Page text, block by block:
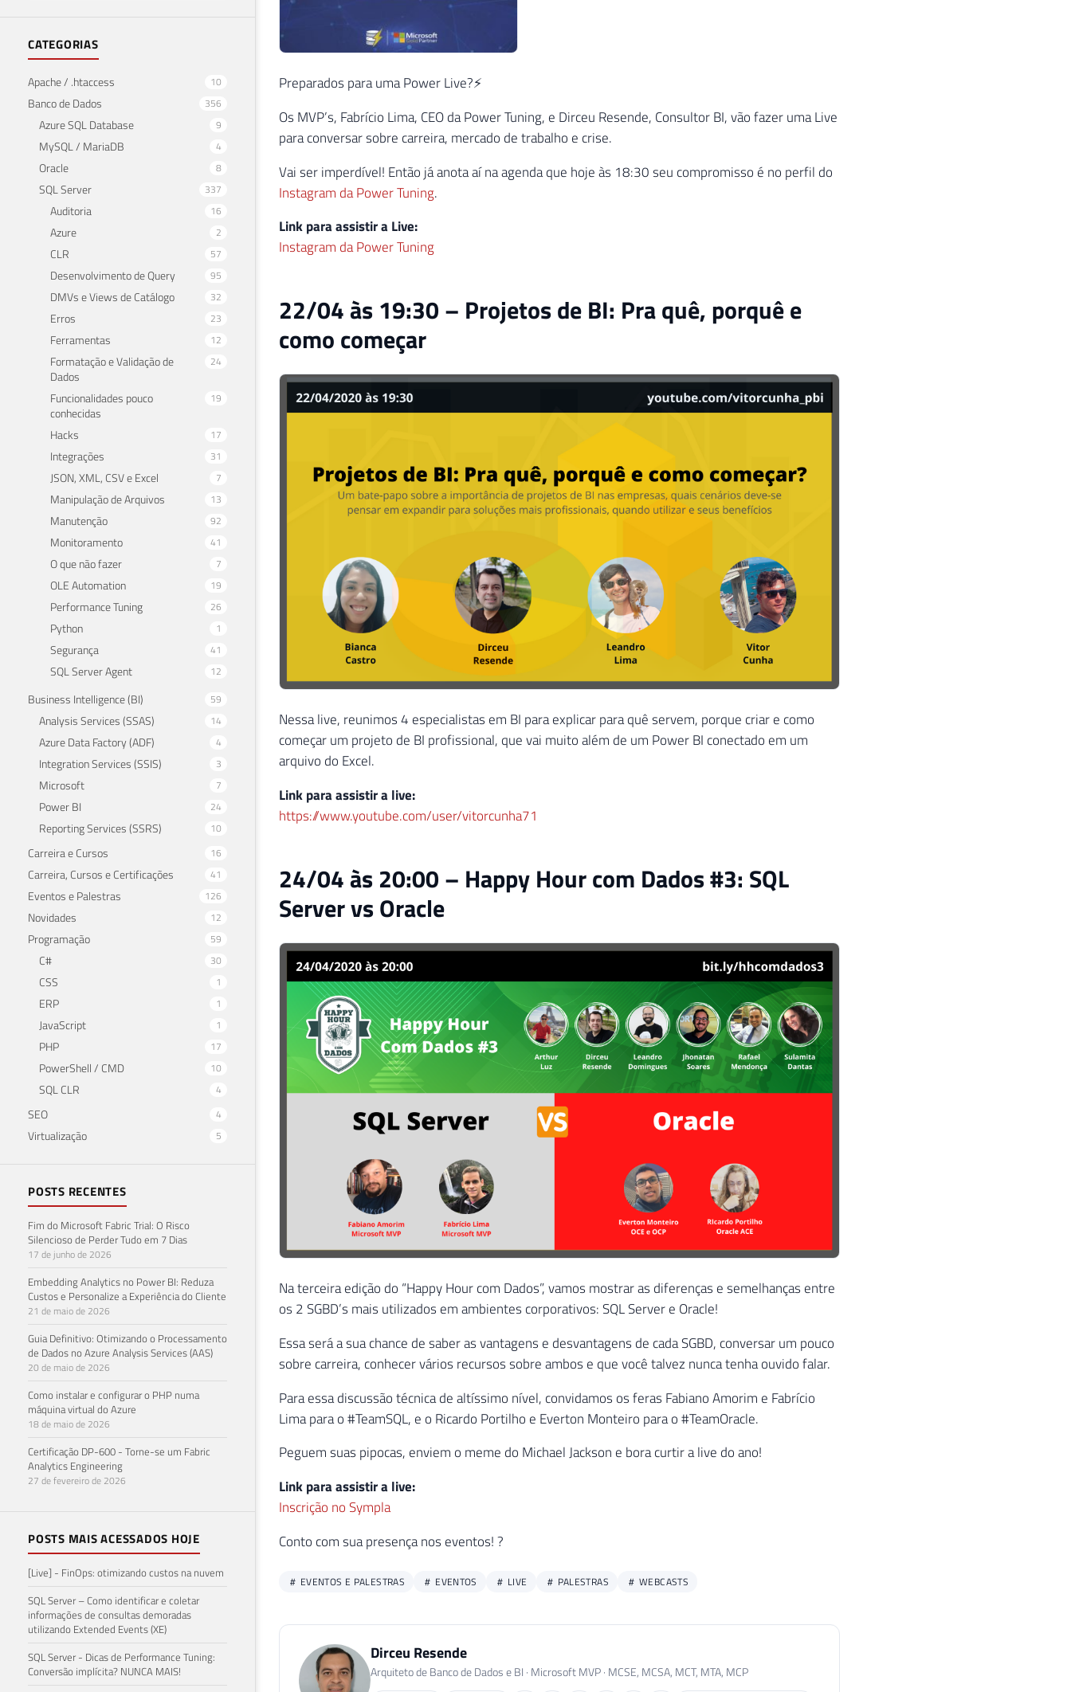
CATEGORIAS
Apache / .htaccess 10
Banco de Dados 356
Azure SQL Database 9
MySQL / MariaDB 4
Oracle 8
SQL Server 337
Auditoria 16
Azure 2
CLR 57
Desenvolvimento de Query 95
DMVs e Views de Catálogo 32
Erros 23
Ferramentas 12
Formatação e Validação de
Dados
24
Funcionalidades pouco
conhecidas
19
Hacks 17
Integrações 31
JSON, XML, CSV e Excel 7
Manipulação de Arquivos 13
Manutenção 92
Monitoramento 41
O que não fazer 7
OLE Automation 19
Performance Tuning 26
Python 1
Segurança 41
SQL Server Agent 12
Business Intelligence (BI) 59
Analysis Services (SSAS) 14
Azure Data Factory (ADF) 4
Integration Services (SSIS) 3
Microsoft 7
Power BI 24
Reporting Services (SSRS) 10
Carreira e Cursos 16
Carreira, Cursos e Certificações 41
Eventos e Palestras 126
Novidades 12
Programação 59
C# 30
CSS 1
ERP 1
JavaScript 1
PHP 17
PowerShell / CMD 10
SQL CLR 4
SEO 4
Virtualização 5
POSTS RECENTES
Fim do Microsoft Fabric Trial: O Risco
Silencioso de Perder Tudo em 7 Dias
17 de junho de 2026
Embedding Analytics no Power BI: Reduza
Custos e Personalize a Experiência do Cliente
21 de maio de 2026
Guia Definitivo: Otimizando o Processamento
de Dados no Azure Analysis Services (AAS)
20 de maio de 2026
Como instalar e configurar o PHP numa
máquina virtual do Azure
18 de maio de 2026
Certificação DP-600 - Torne-se um Fabric
Analytics Engineering
27 de fevereiro de 2026
POSTS MAIS ACESSADOS HOJE
[Live] - FinOps: otimizando custos na nuvem
SQL Server – Como identificar e coletar
informações de consultas demoradas
utilizando Extended Events (XE)
SQL Server - Dicas de Performance Tuning:
Conversão implícita? NUNCA MAIS!
Preparados para uma Power Live?⚡
Os MVP’s, Fabrício Lima, CEO da Power Tuning, e Dirceu Resende, Consultor BI, vão fazer uma Live
para conversar sobre carreira, mercado de trabalho e crise.
Vai ser imperdível! Então já anota aí na agenda que hoje às 18:30 seu compromisso é no perfil do
Instagram da Power Tuning.
Link para assistir a Live:
Instagram da Power Tuning
22/04 às 19:30 – Projetos de BI: Pra quê, porquê e
como começar
Nessa live, reunimos 4 especialistas em BI para explicar para quê servem, porque criar e como
começar um projeto de BI profissional, que vai muito além de um Power BI conectado em um
arquivo do Excel.
Link para assistir a live:
https://www.youtube.com/user/vitorcunha71
24/04 às 20:00 – Happy Hour com Dados #3: SQL
Server vs Oracle
Na terceira edição do “Happy Hour com Dados”, vamos mostrar as diferenças e semelhanças entre
os 2 SGBD’s mais utilizados em ambientes corporativos: SQL Server e Oracle!
Essa será a sua chance de saber as vantagens e desvantagens de cada SGBD, conversar um pouco
sobre carreira, conhecer vários recursos sobre ambos e que você talvez nunca tenha ouvido falar.
Para essa discussão técnica de altíssimo nível, convidamos os feras Fabiano Amorim e Fabrício
Lima para o #TeamSQL, e o Ricardo Portilho e Everton Monteiro para o #TeamOracle.
Peguem suas pipocas, enviem o meme do Michael Jackson e bora curtir a live do ano!
Link para assistir a live:
Inscrição no Sympla
Conto com sua presença nos eventos! ?
EVENTOS E PALESTRAS EVENTOS LIVE PALESTRAS WEBCASTS
Dirceu Resende
Arquiteto de Banco de Dados e BI · Microsoft MVP · MCSE, MCSA, MCT, MTA, MCP